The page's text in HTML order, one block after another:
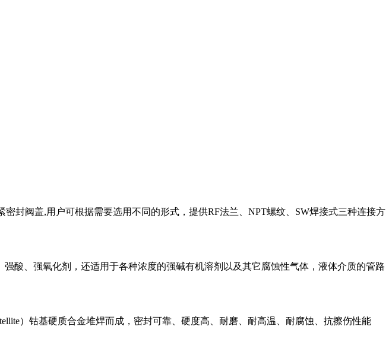
封阀盖,用户可根据需要选用不同的形式，提供RF法兰、NPT螺纹、SW焊接式三种连接方
酸、强氧化剂，还适用于各种浓度的强碱有机溶剂以及其它腐蚀性气体，液体介质的管路
）钴基硬质合金堆焊而成，密封可靠、硬度高、耐磨、耐高温、耐腐蚀、抗擦伤性能